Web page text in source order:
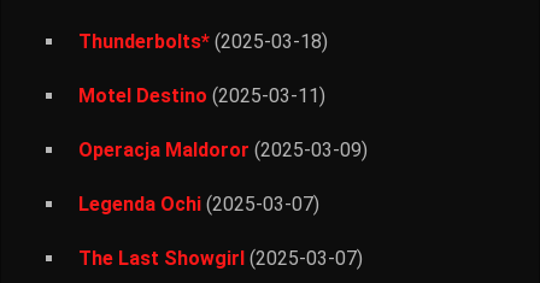
Thunderbolts* (2025-03-18)
Motel Destino (2025-03-11)
Operacja Maldoror (2025-03-09)
Legenda Ochi (2025-03-07)
The Last Showgirl (2025-03-07)